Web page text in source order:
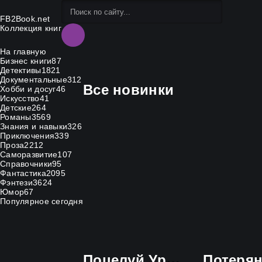
FB2Book.net
Коллекция книг
На главную
Бизнес книги87
Детективы1821
Документальные312
Хобби и досуг46
Искусство41
Детские264
Романы3569
Знания и навыки326
Приключения339
Проза2212
Саморазвитие107
Справочники95
Фантастика2095
Фэнтези3624
Юмор67
Популярное сегодня
Все новинки